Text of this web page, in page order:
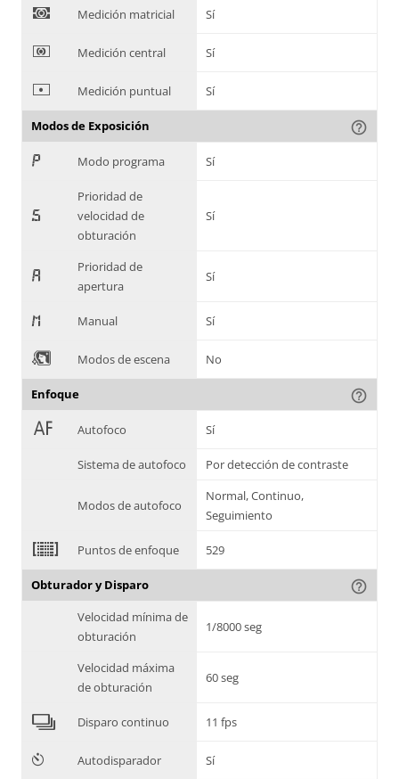
) Medición matricial Sí
* Medición central Sí
+ Medición puntual Sí
Modos de Exposición help_outline
, Modo programa Sí
-
Prioridad de
velocidad de
obturación
Sí
.
Prioridad de
apertura
Sí
/ Manual Sí
0 Modos de escena No
Enfoque help_outline
1 Autofoco Sí
Sistema de autofoco Por detección de contraste
Modos de autofoco
Normal, Continuo,
Seguimiento
2 Puntos de enfoque 529
Obturador y Disparo help_outline
Velocidad mínima de
obturación
1/8000 seg
Velocidad máxima
de obturación
60 seg
4 Disparo continuo 11 fps
6 Autodisparador Sí